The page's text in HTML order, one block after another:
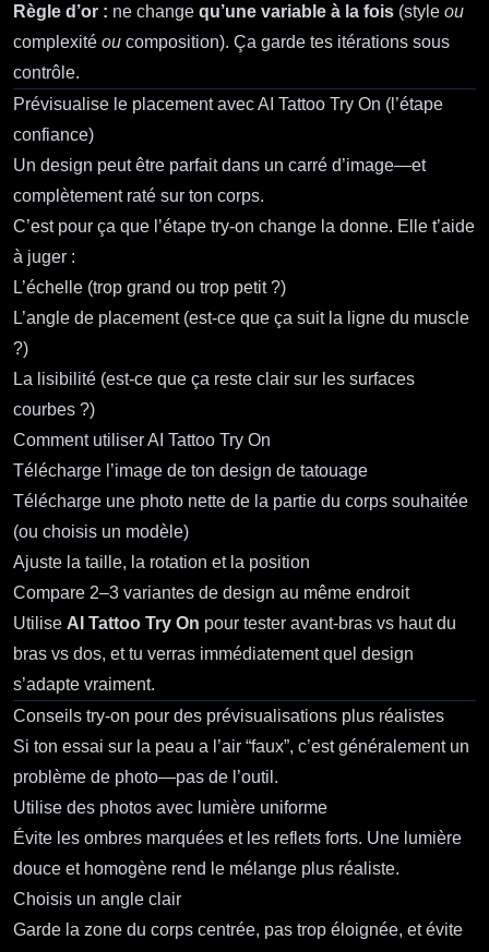
Règle d’or : ne change qu’une variable à la fois (style ou
complexité ou composition). Ça garde tes itérations sous
contrôle.
Prévisualise le placement avec AI Tattoo Try On (l’étape
confiance)
Un design peut être parfait dans un carré d’image—et
complètement raté sur ton corps.
C’est pour ça que l’étape try‑on change la donne. Elle t’aide
à juger :
L’échelle (trop grand ou trop petit ?)
L’angle de placement (est‑ce que ça suit la ligne du muscle
?)
La lisibilité (est‑ce que ça reste clair sur les surfaces
courbes ?)
Comment utiliser AI Tattoo Try On
Télécharge l’image de ton design de tatouage
Télécharge une photo nette de la partie du corps souhaitée
(ou choisis un modèle)
Ajuste la taille, la rotation et la position
Compare 2–3 variantes de design au même endroit
Utilise AI Tattoo Try On pour tester avant‑bras vs haut du
bras vs dos, et tu verras immédiatement quel design
s’adapte vraiment.
Conseils try‑on pour des prévisualisations plus réalistes
Si ton essai sur la peau a l’air “faux”, c’est généralement un
problème de photo—pas de l’outil.
Utilise des photos avec lumière uniforme
Évite les ombres marquées et les reflets forts. Une lumière
douce et homogène rend le mélange plus réaliste.
Choisis un angle clair
Garde la zone du corps centrée, pas trop éloignée, et évite